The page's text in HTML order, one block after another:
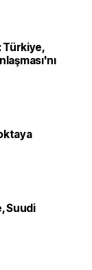
Türkiye,
Suudi